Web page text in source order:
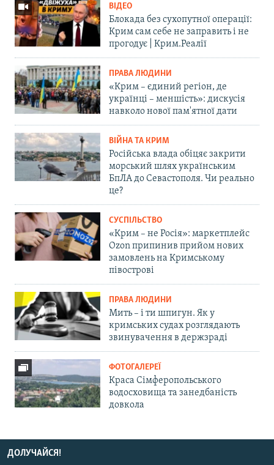
ВІДЕО
Блокада без сухопутної операції:
Крим сам себе не заправить і не
прогодує | Крим.Реалії
ПРАВА ЛЮДИНИ
«Крим – єдиний регіон, де
українці – меншість»: дискусія
навколо нової пам'ятної дати
ВІЙНА ТА КРИМ
Російська влада обіцяє закрити
морський шлях українським
БпЛА до Севастополя. Чи реально
це?
СУСПІЛЬСТВО
«Крим – не Росія»: маркетплейс
Ozon припинив прийом нових
замовлень на Кримському
півострові
ПРАВА ЛЮДИНИ
Мить – і ти шпигун. Як у
кримських судах розглядають
звинувачення в держзраді
ФОТОГАЛЕРЕЇ
Краса Сімферопольського
водосховища та занедбаність
довкола
ДОЛУЧАЙСЯ!